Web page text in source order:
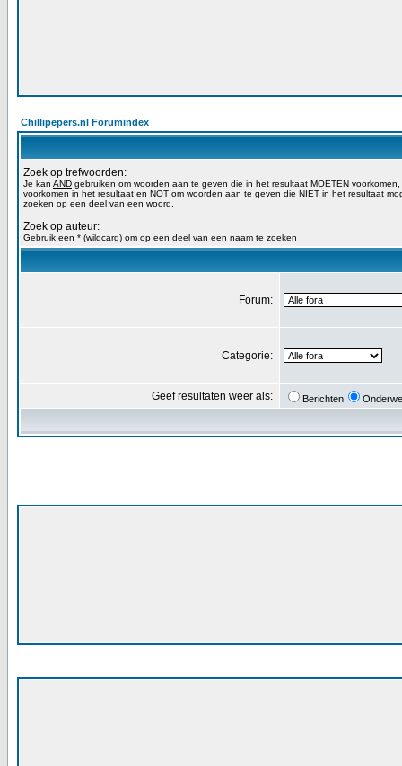
Chillipepers.nl Forumindex
Zoek op trefwoorden:
Je kan AND gebruiken om woorden aan te geven die in het resultaat MOETEN voorkomen,
voorkomen in het resultaat en NOT om woorden aan te geven die NIET in het resultaat
zoeken op een deel van een woord.
Zoek op auteur:
Gebruik een * (wildcard) om op een deel van een naam te zoeken
Forum:
Categorie:
Geef resultaten weer als: Berichten